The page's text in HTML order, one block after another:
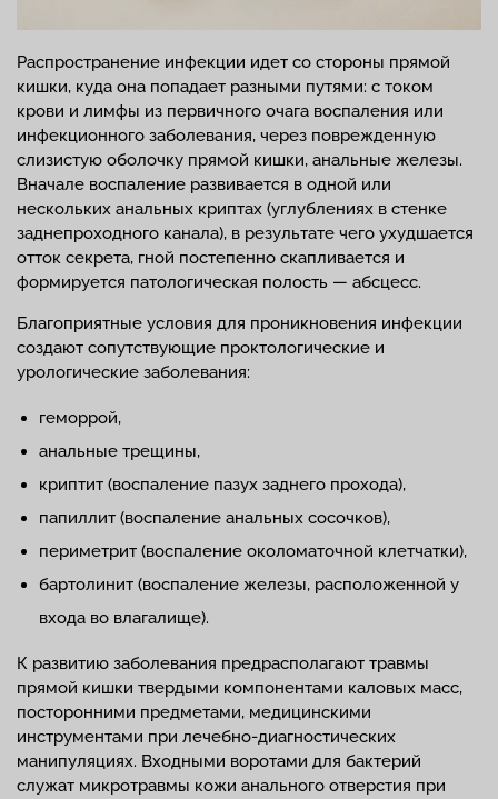
Распространение инфекции идет со стороны прямой
кишки, куда она попадает разными путями: с током
крови и лимфы из первичного очага воспаления или
инфекционного заболевания, через поврежденную
слизистую оболочку прямой кишки, анальные железы.
Вначале воспаление развивается в одной или
нескольких анальных криптах (углублениях в стенке
заднепроходного канала), в результате чего ухудшается
отток секрета, гной постепенно скапливается и
формируется патологическая полость — абсцесс.
Благоприятные условия для проникновения инфекции
создают сопутствующие проктологические и
урологические заболевания:
геморрой,
анальные трещины,
криптит (воспаление пазух заднего прохода),
папиллит (воспаление анальных сосочков),
периметрит (воспаление околоматочной клетчатки),
бартолинит (воспаление железы, расположенной у
входа во влагалище).
К развитию заболевания предрасполагают травмы
прямой кишки твердыми компонентами каловых масс,
посторонними предметами, медицинскими
инструментами при лечебно-диагностических
манипуляциях. Входными воротами для бактерий
служат микротравмы кожи анального отверстия при